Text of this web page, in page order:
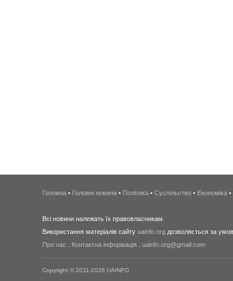
Головна • Головні новини • Політика • Суспільство • Економіка •
Всі новини належать їх правовласникам.
Використання матеріалів сайту uainfo.org дозволяється за
Про нас
Контактна інформація uainfo.org@gmail.com
Copyright © 2011-2026 UAINFO.